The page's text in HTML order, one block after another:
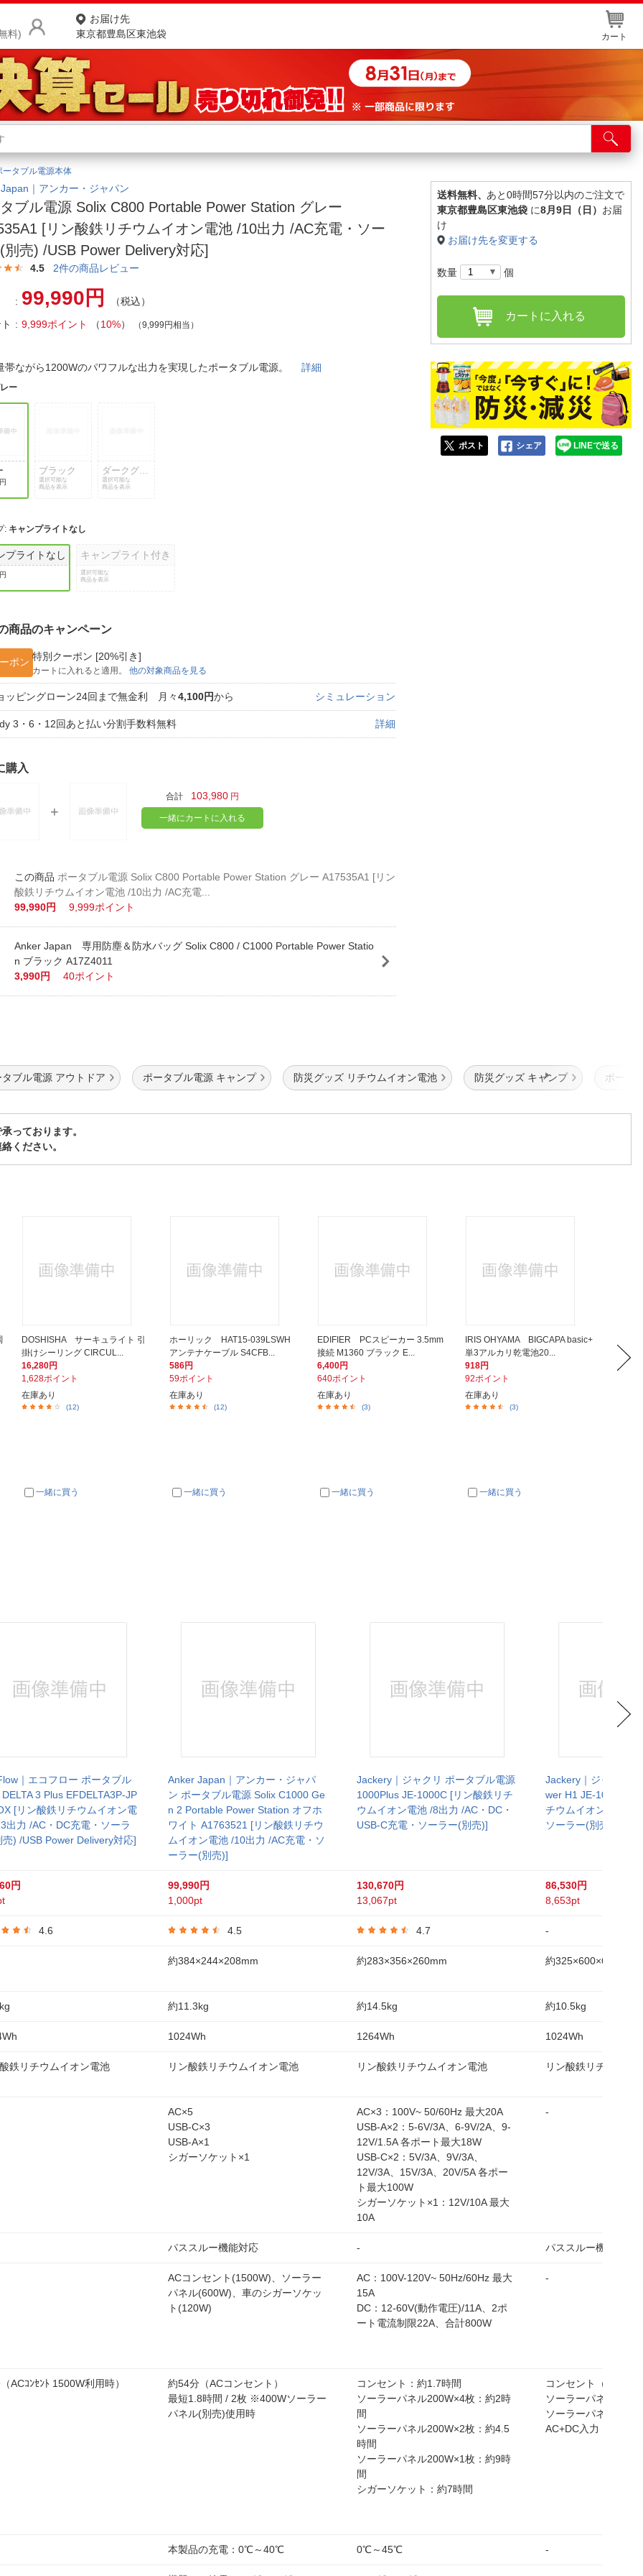
料)
お届け先
東京都豊島区東池袋
カート
商品をさがす
ランキングからさがす
カテゴリ一覧からさがす
お客様サポート
ご利用ガイド
よくある質問・お問合せ
店舗サービス
ネット取り置き
店舗情報・店舗一覧
ータブル電源本体
｜アンカー・ジャパン
ブル電源 Solix C800 Portable Power Station グレー
[リン酸鉄リチウムイオン電池 /10出力 /AC充電・ソー
別売) /USB Power Delivery対応]
4.5 2件の商品レビュー
99,990円
（税込）
9,999ポイント （10%） （9,999円相当）
帯ながら1200Wのパワフルな出力を実現したポータブル電源。詳細
ー
ブラック
選択可能な
商品を表示
ダークグレ
ー
選択可能な
商品を表示
: キャンプライトなし
プライトなし キャンプライト付き
選択可能な
商品を表示
商品のキャンペーン
ポン
特別クーポン [20%引き]
カートに入れると適用。他の対象商品を見る
ッピングローン24回まで無金利 月々4,100円から シミュレーション
3・6・12回あと払い分割手数料無料 詳細
購入
合計 103,980 円
一緒にカートに入れる
ポータブル電源 Solix C800 Portable Power Station グレー A17535A1 [リン
酸鉄リチウムイオン電池 /10出力 /AC充電...
99,990円
9,999ポイント
Anker Japan 専用防塵＆防水バッグ Solix C800 / C1000 Portable Power Statio
n ブラック A17Z4011
3,990円
40ポイント
送料無料、 あと0時間57分以内のご注文で
東京都豊島区東池袋 に8月9日（日） お届
け
お届け先を変更する
数量 個
カートに入れる
ポスト シェア LINEで送る
タブル電源 アウトドア ポータブル電源 キャンプ 防災グッズ リチウムイオン電池 防災グッズ キャンプ ポータ
っております。
ください。
DOSHISHA サーキュライト 引
掛けシーリング CIRCUL...
16,280円
1,628ポイント
在庫あり
(12)
一緒に買う
ホーリック HAT15-039LSWH
アンテナケーブル S4CFB...
586円
59ポイント
在庫あり
(12)
一緒に買う
EDIFIER PCスピーカー 3.5mm
接続 M1360 ブラック E...
6,400円
640ポイント
在庫あり
(3)
一緒に買う
IRIS OHYAMA BIGCAPA basic+
単3アルカリ乾電池20...
918円
92ポイント
在庫あり
(3)
一緒に買う
4,100円
｜エコフロー ポータブル
DELTA 3 Plus EFDELTA3P-JP
[リン酸鉄リチウムイオン電
出力 /AC・DC充電・ソーラ
売) /USB Power Delivery対応]
円
4.6
鉄リチウムイオン電池
ACｺﾝｾﾝﾄ 1500W利用時）
Anker Japan｜アンカー・ジャパ
ン ポータブル電源 Solix C1000 Ge
n 2 Portable Power Station オフホ
ワイト A1763521 [リン酸鉄リチウ
ムイオン電池 /10出力 /AC充電・ソ
ーラー(別売)]
99,990円
1,000pt
4.5
約384×244×208mm
約11.3kg
1024Wh
リン酸鉄リチウムイオン電池
AC×5
USB-C×3
USB-A×1
シガーソケット×1
パススルー機能対応
ACコンセント(1500W)、ソーラー
パネル(600W)、車のシガーソケッ
ト(120W)
約54分（ACコンセント）
最短1.8時間 / 2枚 ※400Wソーラー
パネル(別売)使用時
本製品の充電：0℃～40℃
Jackery｜ジャクリ ポータブル電源
1000Plus JE-1000C [リン酸鉄リチ
ウムイオン電池 /8出力 /AC・DC・
USB-C充電・ソーラー(別売)]
130,670円
13,067pt
4.7
約283×356×260mm
約14.5kg
1264Wh
リン酸鉄リチウムイオン電池
AC×3：100V~ 50/60Hz 最大20A
USB-A×2：5-6V/3A、6-9V/2A、9-
12V/1.5A 各ポート最大18W
USB-C×2：5V/3A、9V/3A、
12V/3A、15V/3A、20V/5A 各ポー
ト最大100W
シガーソケット×1：12V/10A 最大
10A
-
AC：100V-120V~ 50Hz/60Hz 最大
15A
DC：12-60V(動作電圧)/11A、2ポ
ート電流制限22A、合計800W
コンセント：約1.7時間
ソーラーパネル200W×4枚：約2時
間
ソーラーパネル200W×2枚：約4.5
時間
ソーラーパネル200W×1枚：約9時
間
シガーソケット：約7時間
0℃～45℃
Jackery｜ジャクリ
wer H1 JE-1000E-
チウムイオン電池 /
ソーラー(別売)]
86,530円
8,653pt
-
約325×600×67 mm
約10.5kg
1024Wh
リン酸鉄リチウムイ
-
パススルー機能対応
-
コンセント（AC充
ソーラーパネル
ソーラーパネル
AC+DC入力：約58分
-